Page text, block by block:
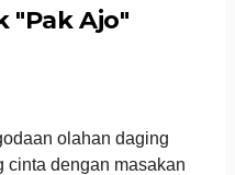
"Pak Ajo"
olahan daging
cinta dengan masakan